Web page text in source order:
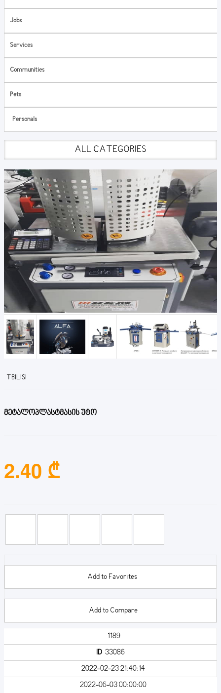
Jobs
Services
Communities
Pets
Personals
ALL CATEGORIES
TBILISI
მეტალოპლასტმასის უტო
2.40 ₾
Add to Favorites
Add to Compare
1189
ID33086
2022-02-23 21:40:14
2022-06-03 00:00:00